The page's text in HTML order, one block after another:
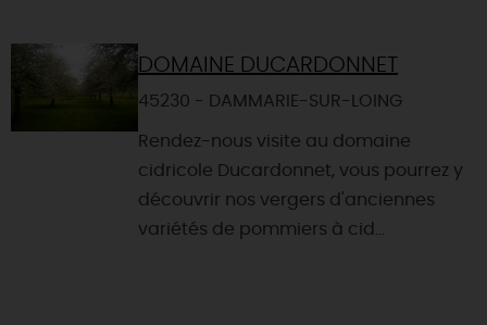
DOMAINE DUCARDONNET
45230 - DAMMARIE-SUR-LOING
Rendez-nous visite au domaine
cidricole Ducardonnet, vous pourrez y
découvrir nos vergers d'anciennes
variétés de pommiers à cid...